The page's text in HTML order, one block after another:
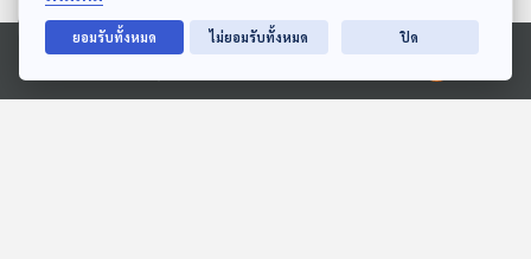
Ⓒ 2020 องค์การกระจายเสียงและแพร่ภาพสาธารณะแห่งประเทศไทย
ยอมรับทั้งหมด ไม่ยอมรับทั้งหมด ปิด